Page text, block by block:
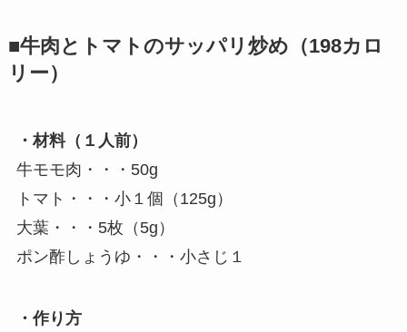
■牛肉とトマトのサッパリ炒め（198カロ
リー）
・材料（１人前）
牛モモ肉・・・50g
トマト・・・小１個（125g）
大葉・・・5枚（5g）
ポン酢しょうゆ・・・小さじ１
・作り方